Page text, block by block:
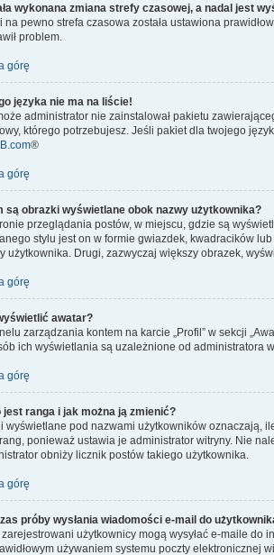
wykonana zmiana strefy czasowej, a nadal jest
na pewno strefa czasowa została ustawiona
problem.
górę
języka nie ma na liście!
administrator nie zainstalował pakietu
którego potrzebujesz. Jeśli pakiet dla twojego
®
górę
są obrazki wyświetlane obok nazwy użytkownika?
przeglądania postów, w miejscu, gdzie są
stylu jest on w formie gwiazdek, kwadracików
użytkownika. Drugi, zazwyczaj większy obrazek,
górę
awatar?
zarządzania kontem na karcie „Profil” w sekcji
ich wyświetlania są uzależnione od administratora
górę
jest ranga i jak można ją zmienić?
wyświetlane pod nazwami użytkowników oznaczają,
ponieważ ustawia je administrator witryny. Nie
obniży licznik postów takiego użytkownika.
górę
próby wysłania wiadomości e-mail do
zarejestrowani użytkownicy mogą wysyłać e-maile do
używaniem systemu poczty elektronicznej